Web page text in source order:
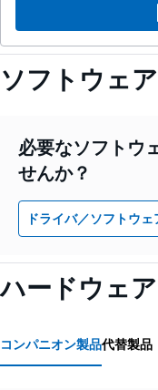
ソフトウェ
必要なソフトウ
せんか？
ドライバ／ソフトウ
ハードウェ
コンパニオン製品代替製品